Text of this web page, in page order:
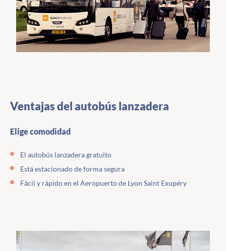
Ventajas del autobús lanzadera
Elige comodidad
El autobús lanzadera gratuito
Está estacionado de forma segura
Fácil y rápido en el Aeropuerto de Lyon Saint Exupéry